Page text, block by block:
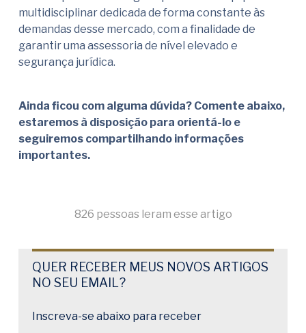
multidisciplinar dedicada de forma constante às
demandas desse mercado, com a finalidade de
garantir uma assessoria de nível elevado e
segurança jurídica.
Ainda ficou com alguma dúvida? Comente abaixo,
estaremos à disposição para orientá-lo e
seguiremos compartilhando informações
importantes.
826 pessoas leram esse artigo
QUER RECEBER MEUS NOVOS ARTIGOS
NO SEU EMAIL?
Inscreva-se abaixo para receber